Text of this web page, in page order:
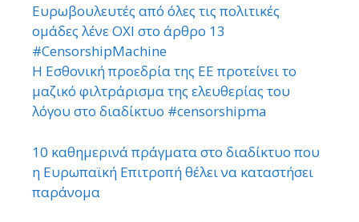
Ευρωβουλευτές από όλες τις πολιτικές
ομάδες λένε ΟΧΙ στο άρθρο 13
#CensorshipMachine
Η Εσθονική προεδρία της ΕΕ προτείνει το
μαζικό φιλτράρισμα της ελευθερίας του
λόγου στο διαδίκτυο #censorshipma
10 καθημερινά πράγματα στο διαδίκτυο που
η Ευρωπαϊκή Επιτροπή θέλει να καταστήσει
παράνομα